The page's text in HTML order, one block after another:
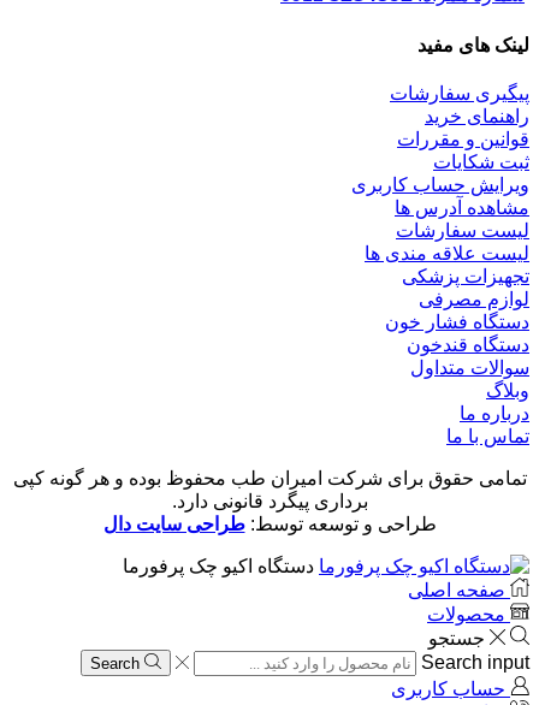
لینک های مفید
پیگیری سفارشات
راهنمای خرید
قوانین و مقررات
ثبت شکایات
ویرایش حساب کاربری
مشاهده آدرس ها
لیست سفارشات
لیست علاقه مندی ها
تجهیزات پزشکی
لوازم مصرفی
دستگاه فشار خون
دستگاه قندخون
سوالات متداول
وبلاگ
درباره ما
تماس با ما
تمامی حقوق برای شرکت امیران طب محفوظ بوده و هر گونه کپی
برداری پیگرد قانونی دارد.
طراحی و توسعه توسط:طراحی سایت دال
دستگاه اکیو چک پرفورما
صفحه اصلی
محصولات
جستجو
Search input
Search
حساب کاربری